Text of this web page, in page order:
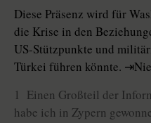
Diese Präsenz wird für
die Krise in den
US-Stützpunkte und
Türkei führen könnte.
1 Einen Großteil der
habe ich in Zypern